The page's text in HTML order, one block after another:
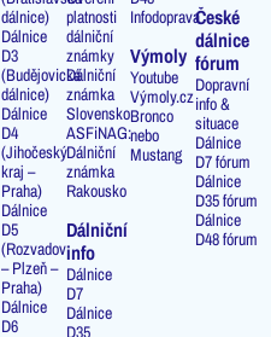
dálnice)
Dálnice
D3
(Budějovická
dálnice)
Dálnice
D4
(Jihočeský
kraj –
Praha)
Dálnice
D5
(Rozvadov
– Plzeň –
Praha)
Dálnice
D6
platnosti
dálniční
známky
Dálniční
známka
Slovensko
ASFiNAG:
Dálniční
známka
Rakousko
Dálniční
info
Dálnice
D7
Dálnice
Infodoprava
Výmoly
Youtube
Výmoly.cz
Bronco
nebo
Mustang
České
dálnice
fórum
Dopravní
info &
situace
Dálnice
D7 fórum
Dálnice
D35 fórum
Dálnice
D48 fórum